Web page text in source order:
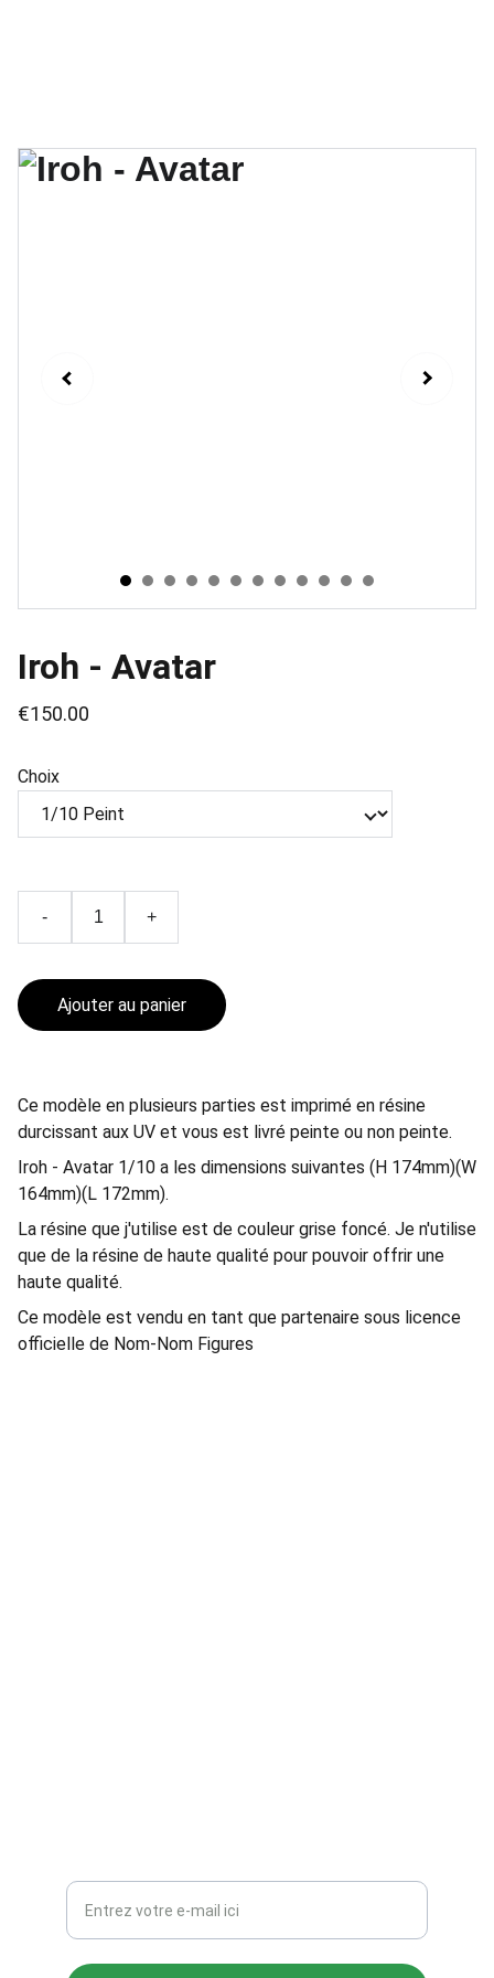
Iroh - Avatar
€150.00
Choix
- +
Ajouter au panier
Ce modèle en plusieurs parties est imprimé en résine
durcissant aux UV et vous est livré peinte ou non peinte.
Iroh - Avatar 1/10 a les dimensions suivantes (H 174mm)(W
164mm)(L 172mm).
La résine que j'utilise est de couleur grise foncé. Je n'utilise
que de la résine de haute qualité pour pouvoir offrir une
haute qualité.
Ce modèle est vendu en tant que partenaire sous licence
officielle de Nom-Nom Figures